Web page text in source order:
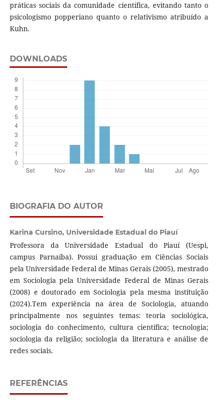
práticas sociais da comunidade científica, evitando tanto o
psicologismo popperiano quanto o relativismo atribuído a
Kuhn.
DOWNLOADS
BIOGRAFIA DO AUTOR
Karina Cursino, Universidade Estadual do Piauí
Professora da Universidade Estadual do Piauí (Uespi,
campus Parnaíba). Possui graduação em Ciências Sociais
pela Universidade Federal de Minas Gerais (2005), mestrado
em Sociologia pela Universidade Federal de Minas Gerais
(2008) e doutorado em Sociologia pela mesma instituição
(2024).Tem experiência na área de Sociologia, atuando
principalmente nos seguintes temas: teoria sociológica,
sociologia do conhecimento, cultura científica; tecnologia;
sociologia da religião; sociologia da literatura e análise de
redes sociais.
REFERÊNCIAS